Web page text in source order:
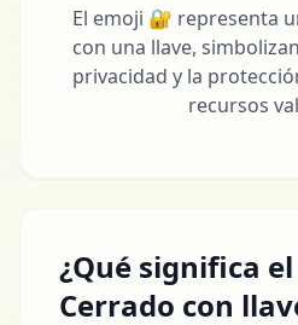
El emoji 🔐 representa
con una llave,
privacidad y la
recursos
¿Qué significa
Cerrado con